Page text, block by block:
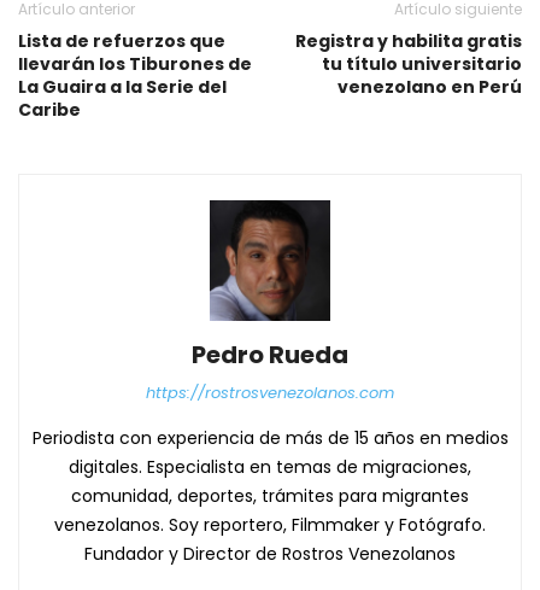
Artículo anterior
Lista de refuerzos que
llevarán los Tiburones de
La Guaira a la Serie del
Caribe
Artículo siguiente
Registra y habilita gratis
tu título universitario
venezolano en Perú
Pedro Rueda
https://rostrosvenezolanos.com
Periodista con experiencia de más de 15 años en medios
digitales. Especialista en temas de migraciones,
comunidad, deportes, trámites para migrantes
venezolanos. Soy reportero, Filmmaker y Fotógrafo.
Fundador y Director de Rostros Venezolanos